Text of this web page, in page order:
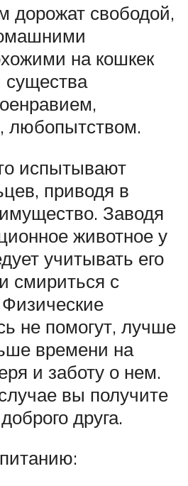
дорожат свободой,
на кошкек
существа
любопытством.
испытывают
приводя в
Заводя
животное у
учитывать его
смириться с
не помогут, лучше
времени на
и заботу о нем.
вы получите
друга.